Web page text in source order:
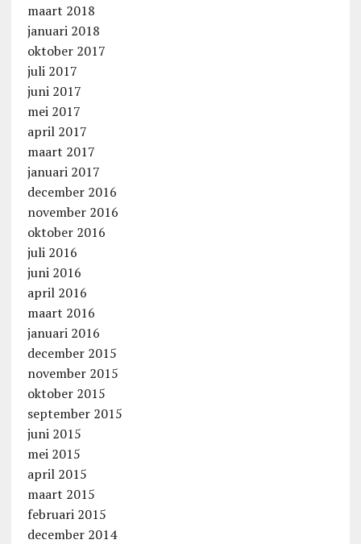
maart 2018
januari 2018
oktober 2017
juli 2017
juni 2017
mei 2017
april 2017
maart 2017
januari 2017
december 2016
november 2016
oktober 2016
juli 2016
juni 2016
april 2016
maart 2016
januari 2016
december 2015
november 2015
oktober 2015
september 2015
juni 2015
mei 2015
april 2015
maart 2015
februari 2015
december 2014